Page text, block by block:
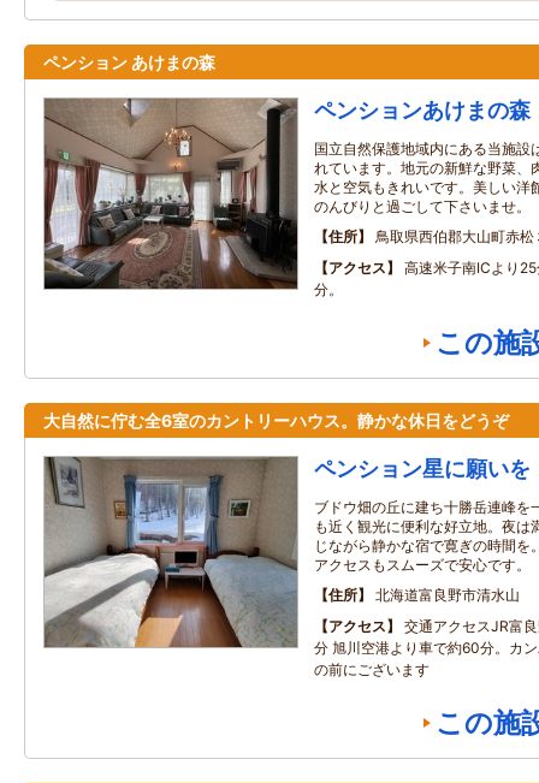
ペンション あけまの森
ペンションあけまの森
国立自然保護地域内にある当施設
れています。地元の新鮮な野菜、
水と空気もきれいです。美しい洋
のんびりと過ごして下さいませ。
住所
鳥取県西伯郡大山町赤
アクセス
高速米子南ICより
分。
この施
大自然に佇む全6室のカントリーハウス。静かな休日をどうぞ
ペンション星に願いを
ブドウ畑の丘に建ち十勝岳連峰を
も近く観光に便利な好立地。夜は
じながら静かな宿で寛ぎの時間を
アクセスもスムーズで安心です。
住所
北海道富良野市清水山
アクセス
交通アクセスJR富
分 旭川空港より車で約60分。カ
の前にございます
この施